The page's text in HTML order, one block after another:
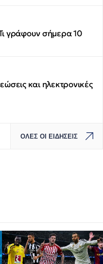
γράφουν σήμερα 10
και ηλεκτρονικές
ΟΛΕΣ ΟΙ ΕΙΔΗΣΕΙΣ